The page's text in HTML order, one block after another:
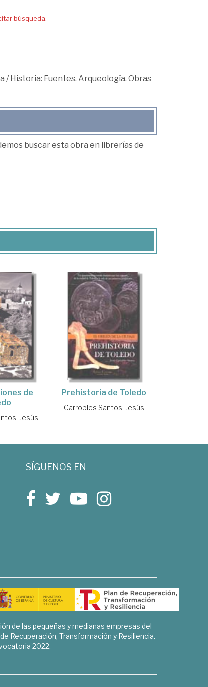
búsqueda.
/Historia: Fuentes. Arqueología. Obras
buscar esta obra en librerías de
de
Jesús
Prehistoria de Toledo
Carrobles Santos, Jesús
SÍGUENOS EN
de las pequeñas y medianas empresas del
Recuperación, Transformación y Resiliencia.
2022.